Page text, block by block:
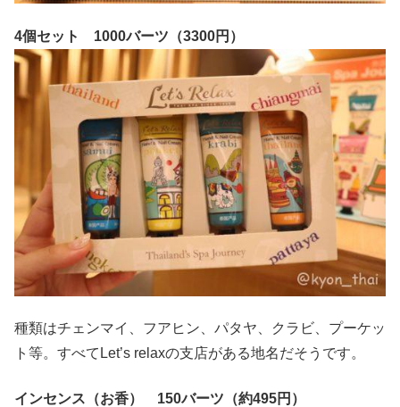
4個セット 1000バーツ（3300円）
種類はチェンマイ、フアヒン、パタヤ、クラビ、プーケッ
ト等。すべてLet’s relaxの支店がある地名だそうです。
インセンス（お香） 150バーツ（約495円）